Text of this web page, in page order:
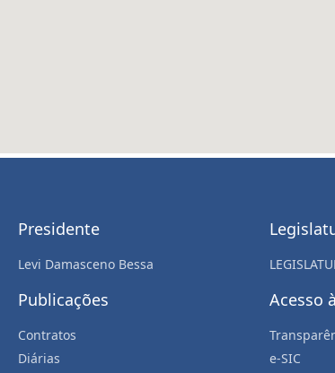
Presidente
Levi Damasceno Bessa
Publicações
Contratos
Diárias
Acesso
e-SIC